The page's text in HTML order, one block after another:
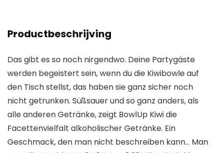
Productbeschrijving
Das gibt es so noch nirgendwo. Deine Partygäste
werden begeistert sein, wenn du die Kiwibowle auf
den Tisch stellst, das haben sie ganz sicher noch
nicht getrunken. Süßsauer und so ganz anders, als
alle anderen Getränke, zeigt BowlUp Kiwi die
Facettenvielfalt alkoholischer Getränke. Ein
Geschmack, den man nicht beschreiben kann… Man